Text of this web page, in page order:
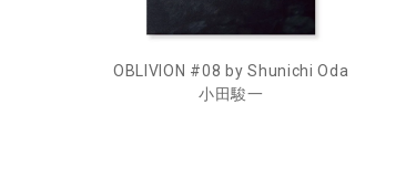
OBLIVION #08 by Shunichi Oda
小田駿一